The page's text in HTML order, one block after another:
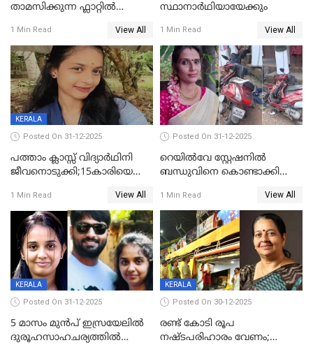
താമസിക്കുന്ന ഫ്ലാറ്റില്‍
സംഭവം കൈതപ്പൊയിലില്‍
1 Min Read View All
സ്ഥാനാർഥിയായേക്കും
1 Min Read View All
KERALA
Posted On 31-12-2025
പത്താം ക്ലാസ്സ് വിദ്യാര്‍ഥിനി
ജീവനൊടുക്കി;15കാരിയെ
കിടപ്പുമുറിയില്‍ തൂങ്ങി മരിച്ച
നിലയിൽ
1 Min Read View All
Posted On 31-12-2025
റെയിൽവേ സ്റ്റേഷനിൽ
ബന്ധുവിനെ കൊണ്ടാക്കി
ലോറി സ്കൂട്ടറിൽ ഇടിച്ചു :
യുവതിക്ക് ദാരുണാന്ത്യം
1 Min Read View All
KERALA
Posted On 31-12-2025
5 മാസം മുൻപ് ഇസ്രയേലിൽ
ദുരൂഹസാഹചര്യത്തിൽ
KERALA
Posted On 30-12-2025
രണ്ട് കോടി രൂപ
നഷ്ടപരിഹാരം വേണം;